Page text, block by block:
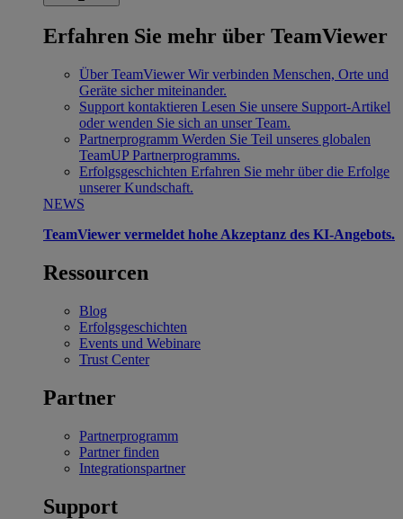
Erfahren Sie mehr über TeamViewer
Über TeamViewer Wir verbinden Menschen, Orte und
Geräte sicher miteinander.
Support kontaktieren Lesen Sie unsere Support-Artikel
oder wenden Sie sich an unser Team.
Partnerprogramm Werden Sie Teil unseres globalen
TeamUP Partnerprogramms.
Erfolgsgeschichten Erfahren Sie mehr über die Erfolge
unserer Kundschaft.
NEWS
TeamViewer vermeldet hohe Akzeptanz des KI-Angebots.
Ressourcen
Blog
Erfolgsgeschichten
Events und Webinare
Trust Center
Partner
Partnerprogramm
Partner finden
Integrationspartner
Support